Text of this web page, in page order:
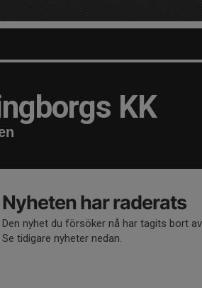
KK
Nyheten har raderats
Den nyhet du försöker nå har tagits bort
Se tidigare nyheter nedan.